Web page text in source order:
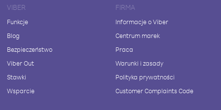
VIBER
Funkcje
Blog
Bezpieczeństwo
Viber Out
Stawki
Wsparcie
FIRMA
Informacje o Viber
Centrum marek
Praca
Warunki i zasady
Polityka prywatności
Customer Complaints Code